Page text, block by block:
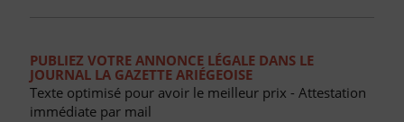
PUBLIEZ VOTRE ANNONCE LÉGALE DANS LE
JOURNAL LA GAZETTE ARIÉGEOISE
Texte optimisé pour avoir le meilleur prix - Attestation
immédiate par mail